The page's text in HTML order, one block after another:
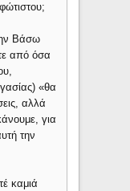
Βάσω
από όσα
«θα
αλλά
για
την
καμιά